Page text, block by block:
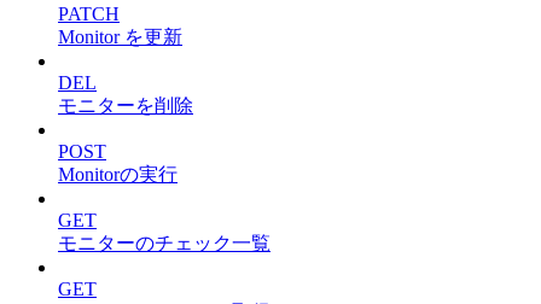
PATCH
Monitor を更新
DEL
モニターを削除
POST
Monitorの実行
GET
モニターのチェック一覧
GET